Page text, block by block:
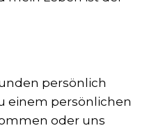
persönlich
einem persönlichen
oder uns